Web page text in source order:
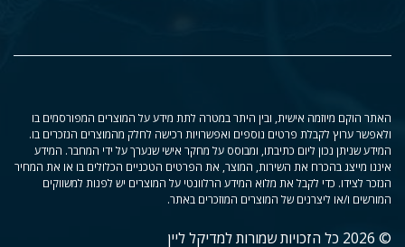
האתר הוקם מיוזמה אישית, ובין היתר במטרה לתת מידע על המוצרים המפורסמים בו
ולאפשר ערוץ לקבלת פרטים נוספים ואפשרויות רכישה לחלק מהמוצרים הנזכרים בו.
המידע שניתן נכון ליום כתיבתו, ומבוסס על מחקר אישי שנערך על ידי המחבר. המידע
איננו מייצג בהכרח את השירות, המוצר, את הפרטים הטכניים הכלולים בו או את המחיר
הנזכר לצידו. כדי לקבל את מלוא המידע הרלוונטי על המוצרים יש לפנות למשווקים
המורשים ו/או ליצרנים של המוצרים המוזכרים באתר.
© 2026 כל הזכויות שמורות למדיקל ליין